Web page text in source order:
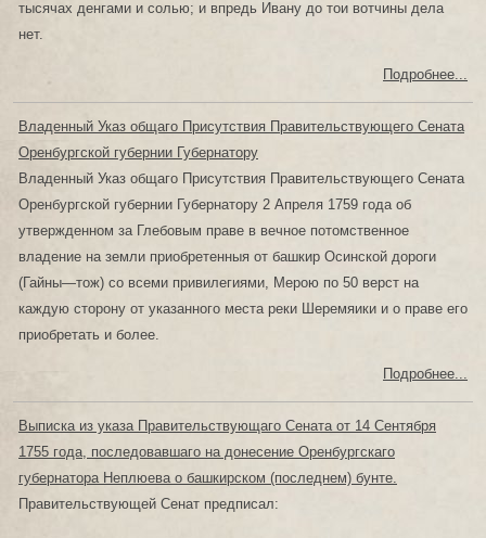
тысячах денгами и солью; и впредь Ивану до тои вотчины дела
нет.
Подробнее...
Владенный Указ общаго Присутствия Правительствующего Сената
Оренбургской губернии Губернатору
Владенный Указ общаго Присутствия Правительствующего Сената
Оренбургской губернии Губернатору 2 Апреля 1759 года об
утвержденном за Глебовым праве в вечное потомственное
владение на земли приобретенныя от башкир Осинской дороги
(Гайны—тож) со всеми привилегиями, Мерою по 50 верст на
каждую сторону от указанного места реки Шеремяики и о праве его
приобретать и более.
Подробнее...
Выписка из указа Правительствующаго Сената от 14 Сентября
1755 года, последовавшаго на донесение Оренбургскаго
губернатора Неплюева о башкирском (последнем) бунте.
Правительствующей Сенат предписал: